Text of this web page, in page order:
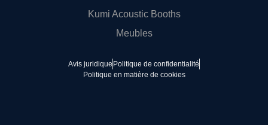
Kumi Acoustic Booths
Meubles
Avis juridique Politique de confidentialité
Politique en matière de cookies